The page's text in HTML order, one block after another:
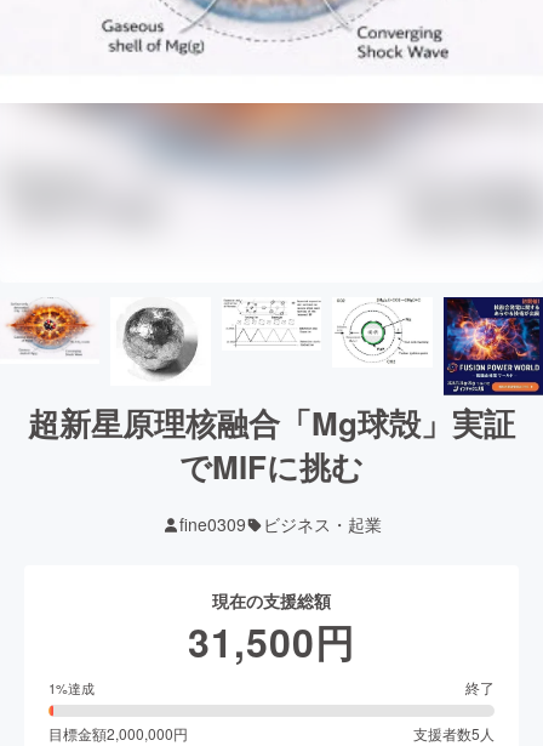
超新星原理核融合「Mg球殻」実証
でMIFに挑む
fine0309 ビジネス・起業
現在の支援総額
31,500円
1%達成 終了
目標金額2,000,000円 支援者数5 人